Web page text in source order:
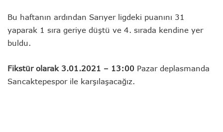
Bu haftanın ardından Sarıyer ligdeki puanını 31
yaparak 1 sıra geriye düştü ve 4. sırada kendine yer
buldu.
Fikstür olarak 3.01.2021 – 13:00 Pazar deplasmanda
Sancaktepespor ile karşılaşacağız.